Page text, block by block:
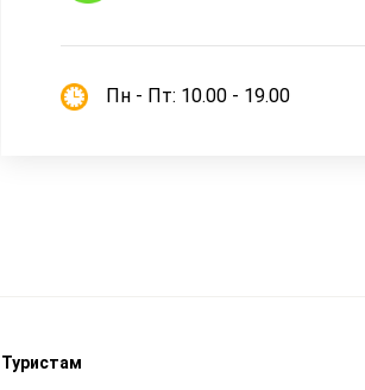
Пн - Пт: 10.00 - 19.00
Туристам